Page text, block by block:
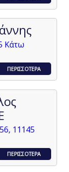
Κάτω
ΠΕΡΙΣΣΟΤΕΡΑ
11145
ΠΕΡΙΣΣΟΤΕΡΑ